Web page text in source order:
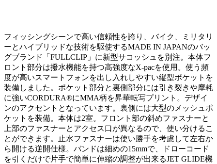
フィッシングシーンで高い信頼性を誇り、バイク、ミリタリ
ーとハイブリッドな技術を駆使するMADE IN JAPANのバッ
グブランド「FULLCLIP」に新型サコッシュを別注。本体フ
ロント部分は撥水機能を持つ高強度なX-pacを使用。使う頻
度が高いスマートフォンを出し入れしやすい縦型ポケットを
装備しました。ポケット部分と裏側部分には引き裂きや摩耗
に強いCORDURA®にMMA柄を昇華転写プリント。デザイ
ンのアクセントとなっています。裏側には大型のメッシュポ
ケットを装備。本体は2室。フロント部の斜めファスナーと
上部のファスナーとアクセス口が異なるので、使い分けるこ
とができます。止水ファスナーは使い勝手を考慮して左右か
ら開ける逆開仕様。バンドは細めの15mmで、ドローコード
を引くだけで片手で簡単に伸縮の調整が出来るJET GLIDE機